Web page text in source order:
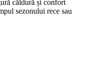
căldură și confort
sezonului rece sau